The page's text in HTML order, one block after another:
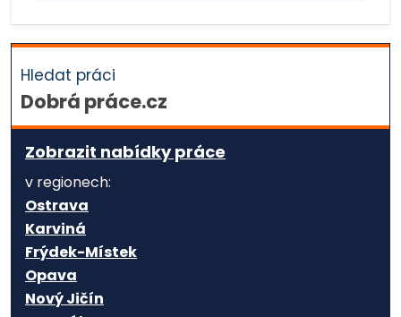
Hledat práci
Dobrá práce.cz
Zobrazit nabídky práce
v regionech:
Ostrava
Karviná
Frýdek-Místek
Opava
Nový Jičín